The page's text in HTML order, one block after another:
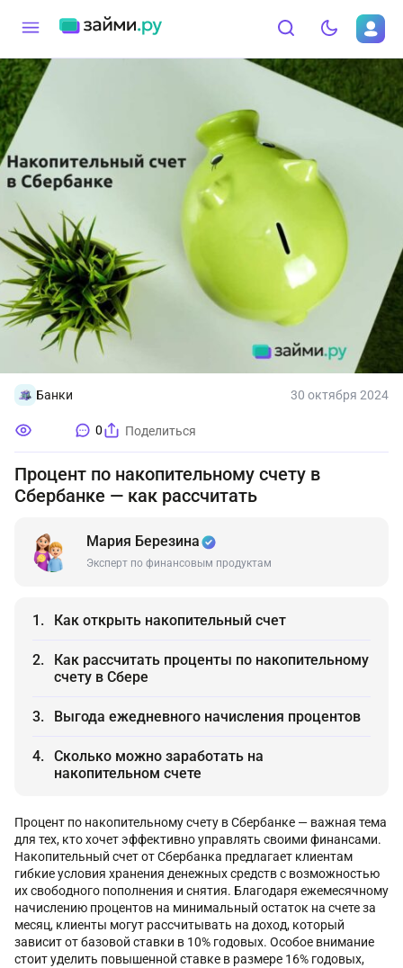
Банки 30 октября 2024
0 Поделиться
Процент по накопительному счету в
Сбербанке — как рассчитать
Мария Березина
Эксперт по финансовым продуктам
Как открыть накопительный счет
Как рассчитать проценты по накопительному
счету в Сбере
Выгода ежедневного начисления процентов
Сколько можно заработать на
накопительном счете
Процент по накопительному счету в Сбербанке — важная тема
для тех, кто хочет эффективно управлять своими финансами.
Накопительный счет от Сбербанка предлагает клиентам
гибкие условия хранения денежных средств с возможностью
их свободного пополнения и снятия. Благодаря ежемесячному
начислению процентов на минимальный остаток на счете за
месяц, клиенты могут рассчитывать на доход, который
зависит от базовой ставки в 10% годовых. Особое внимание
стоит уделить повышенной ставке в размере 16% годовых,